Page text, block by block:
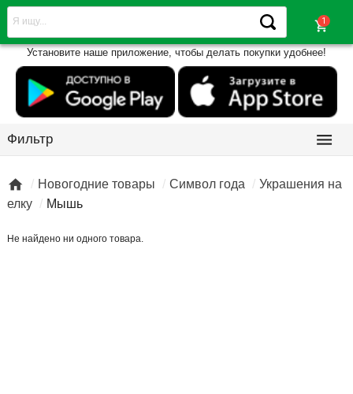
shopping_cart
Установите наше приложение, чтобы делать покупки удобнее!
Фильтр 
 Новогодние товары Символ года
Украшения на
елку
Мышь
Не найдено ни одного товара.